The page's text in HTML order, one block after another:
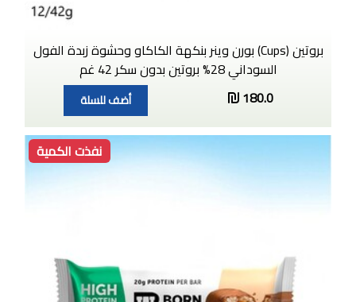
بروتين (Cups) بورن وينر بنكهة الكاكاو وحشوة زبدة الفول
السوداني 28% بروتين بدون سكر 42 غم
180.0
أضف للسلة
نفذت الكمية